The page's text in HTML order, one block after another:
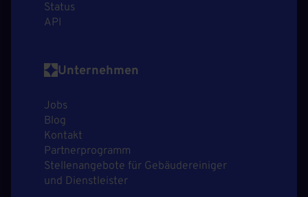
Status
API
Unternehmen
Jobs
Blog
Kontakt
Partnerprogramm
Stellenangebote für Gebäudereiniger
und Dienstleister